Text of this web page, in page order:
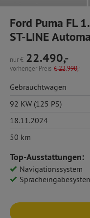
Ford Puma FL
ST-LINE
nur€ 22.490,-
vorheriger Preis €22.990,-
Gebrauchtwagen
92 KW (125 PS)
18.11.2024
50 km
Top-Ausstattungen:
Navigationssystem